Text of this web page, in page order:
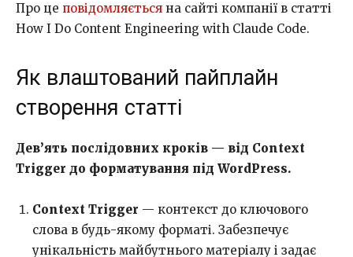
Про це повідомляється на сайті компанії в статті
How I Do Content Engineering with Claude Code.
Як влаштований пайплайн
створення статті
Дев’ять послідовних кроків — від Context
Trigger до форматування під WordPress.
Context Trigger — контекст до ключового
слова в будь-якому форматі. Забезпечує
унікальність майбутнього матеріалу і задає